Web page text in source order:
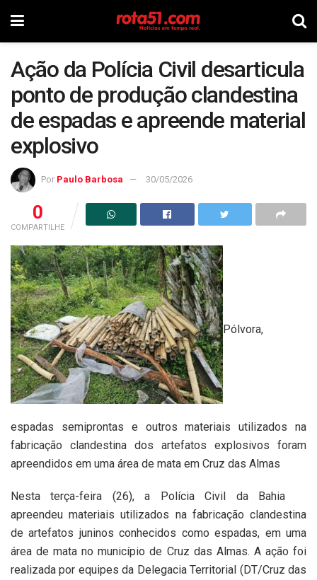
Ação da Polícia Civil desarticula
ponto de produção clandestina
de espadas e apreende material
explosivo
Por Paulo Barbosa 30/05/2026
0
COMPARTILHE
Pólvora,
espadas semiprontas e outros materiais utilizados na
fabricação clandestina dos artefatos explosivos foram
apreendidos em uma área de mata em Cruz das Almas
Nesta terça-feira (26), a Polícia Civil da Bahia
apreendeu materiais utilizados na fabricação clandestina
de artefatos juninos conhecidos como espadas, em uma
área de mata no município de Cruz das Almas. A ação foi
realizada por equipes da Delegacia Territorial (DT/Cruz das